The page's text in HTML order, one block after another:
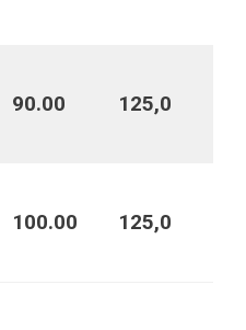
90.00 125,0
100.00 125,0